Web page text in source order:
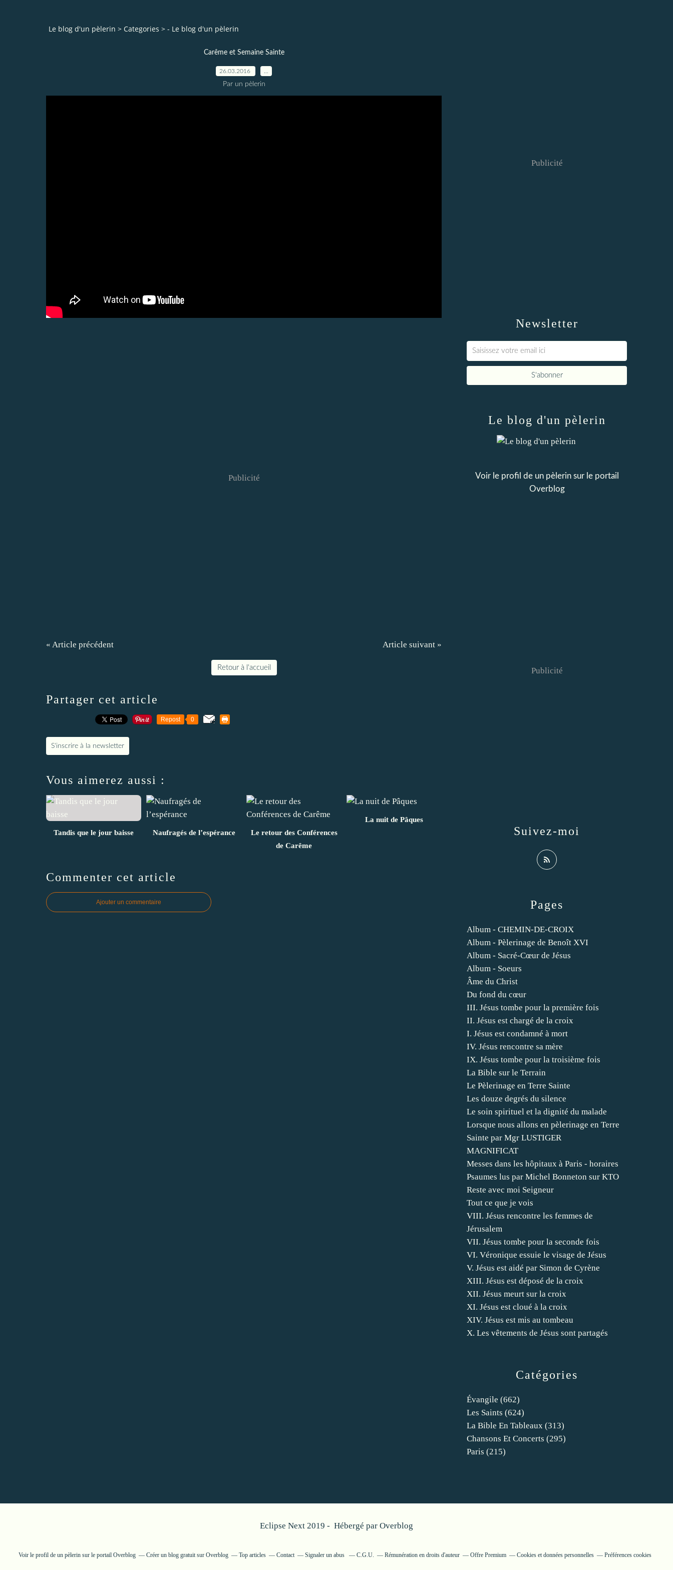
Le blog d'un pèlerin > Categories > - Le blog d'un pèlerin
Carême et Semaine Sainte
26.03.2016
Par un pèlerin
Publicité
« Article précédent Article suivant »
Retour à l'accueil
Partager cet article
Repost 0
S'inscrire à la newsletter
Vous aimerez aussi :
Tandis que le jour baisse Naufragés de l’espérance
Le retour des Conférences
de Carême
La nuit de Pâques
Commenter cet article
Ajouter un commentaire
Newsletter
Publicité
Catégories
Évangile (662)
Les Saints (624)
La Bible En Tableaux (313)
Chansons Et Concerts (295)
Paris (215)
Pages
Album - CHEMIN-DE-CROIX
Album - Pèlerinage de Benoît XVI
Album - Sacré-Cœur de Jésus
Album - Soeurs
Âme du Christ
Du fond du cœur
III. Jésus tombe pour la première fois
II. Jésus est chargé de la croix
I. Jésus est condamné à mort
IV. Jésus rencontre sa mère
IX. Jésus tombe pour la troisième fois
La Bible sur le Terrain
Le Pèlerinage en Terre Sainte
Les douze degrés du silence
Le soin spirituel et la dignité du malade
Lorsque nous allons en pèlerinage en Terre
Sainte par Mgr LUSTIGER
MAGNIFICAT
Messes dans les hôpitaux à Paris - horaires
Psaumes lus par Michel Bonneton sur KTO
Reste avec moi Seigneur
Tout ce que je vois
VIII. Jésus rencontre les femmes de
Jérusalem
VII. Jésus tombe pour la seconde fois
VI. Véronique essuie le visage de Jésus
V. Jésus est aidé par Simon de Cyrène
XIII. Jésus est déposé de la croix
XII. Jésus meurt sur la croix
XI. Jésus est cloué à la croix
XIV. Jésus est mis au tombeau
X. Les vêtements de Jésus sont partagés
Le blog d'un pèlerin
Voir le profil de un pèlerinsur le portail
Overblog
Suivez-moi
Publicité
Eclipse Next 2019 - Hébergé par Overblog
Voir le profil de un pèlerin sur le portail Overblog Créer un blog gratuit sur Overblog Top articles Contact Signaler un abus C.G.U. Rémunération en droits d'auteur Offre Premium Cookies et données personnelles Préférences cookies